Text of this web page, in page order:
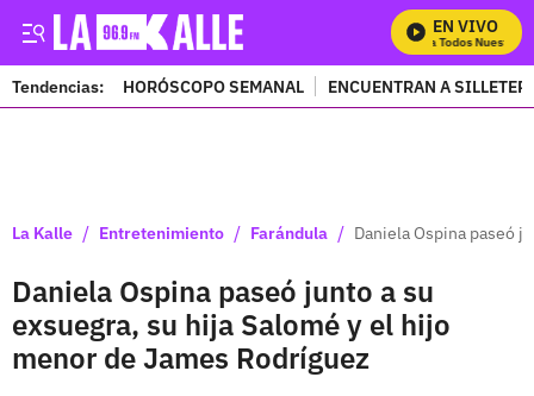
EN VIVO
Mira Todos Nuestros
Tendencias: HORÓSCOPO SEMANAL ENCUENTRAN A
La Kalle / Entretenimiento / Farándula / Daniela Ospina paseó
Daniela Ospina paseó junto a su
exsuegra, su hija Salomé y el hijo
menor de James Rodríguez